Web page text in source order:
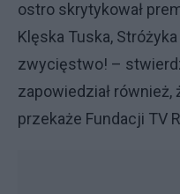
ostro skrytykował
Klęska Tuska,
zwycięstwo! –
zapowiedział
przekaże Fundacji TV